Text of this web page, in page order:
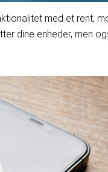
med et rent,
dine enheder, men